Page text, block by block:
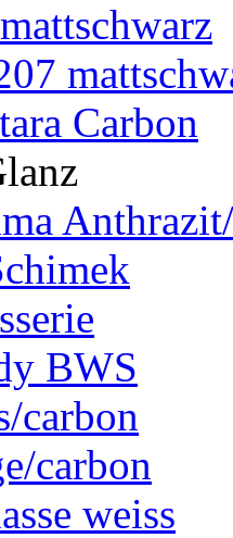
Carbon
BWS
carbon
carbon
weiss